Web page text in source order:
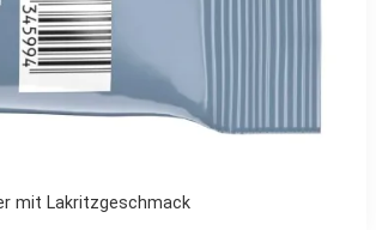
mit Lakritzgeschmack